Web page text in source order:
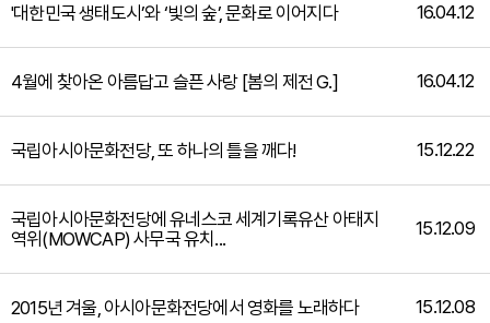
'대한민국 생태도시’와 ‘빛의 숲’, 문화로 이어지다 16.04.12
4월에 찾아온 아름답고 슬픈 사랑 [봄의 제전 G.] 16.04.12
국립아시아문화전당, 또 하나의 틀을 깨다! 15.12.22
국립아시아문화전당에 유네스코 세계기록유산 아태지
역위(MOWCAP) 사무국 유치...
15.12.09
2015년 겨울, 아시아문화전당에서 영화를 노래하다 15.12.08